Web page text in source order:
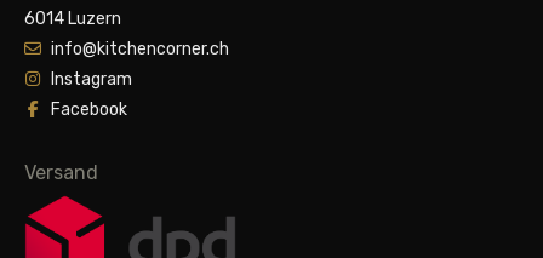
6014 Luzern
info@kitchencorner.ch
Instagram
Facebook
Versand